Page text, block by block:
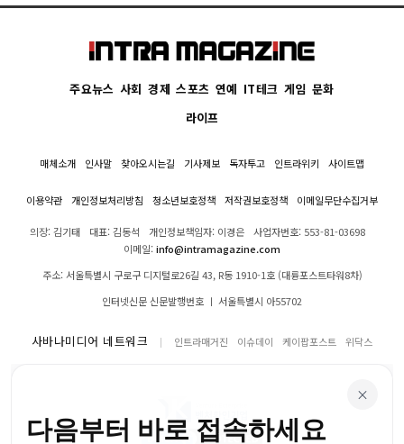
주요뉴스 사회 경제 스포츠 연예 IT테크 게임 문화
라이프
매체소개 인사말 찾아오시는길 기사제보 독자투고 인트라위키 사이트맵
이용약관 개인정보처리방침 청소년보호정책 저작권보호정책 이메일무단수집거부
의장: 김기태 대표: 김동석 개인정보책임자: 이경은
사업자번호: 553-81-03698
이메일:info@intramagazine.com
주소: 서울특별시 구로구 디지털로26길 43, R동 1910-1호 (대륭포스트타워8차)
인터넷신문 신문발행번호 ㅣ 서울특별시 아55702
사바나미디어 네트워크 인트라매거진 이슈데이 케이팝포스트 위닥스
×
다음부터 바로 접속하세요